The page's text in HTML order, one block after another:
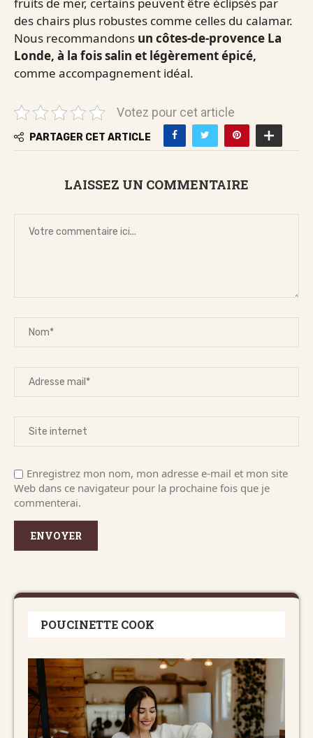
fruits de mer, certains peuvent être éclipsés par
des chairs plus robustes comme celles du calamar.
Nous recommandons un côtes-de-provence La
Londe, à la fois salin et légèrement épicé,
comme accompagnement idéal.
Votez pour cet article
PARTAGER CET ARTICLE
LAISSEZ UN COMMENTAIRE
Enregistrez mon nom, mon adresse e-mail et mon site
Web dans ce navigateur pour la prochaine fois que je
commenterai.
POUCINETTE COOK